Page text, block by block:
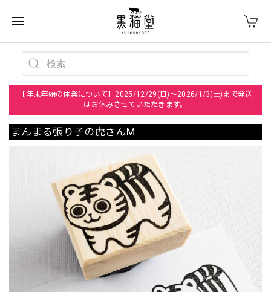
【年末年始の休業について】2025/12/29(日)～2026/1/3(土)まで発送
はお休みさせていただきます。
まんまる張り子の虎さんM